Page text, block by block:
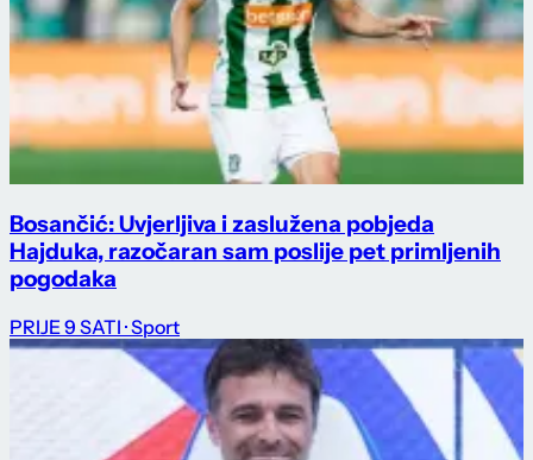
Bosančić: Uvjerljiva i zaslužena pobjeda
Hajduka, razočaran sam poslije pet primljenih
pogodaka
PRIJE 9 SATI · Sport